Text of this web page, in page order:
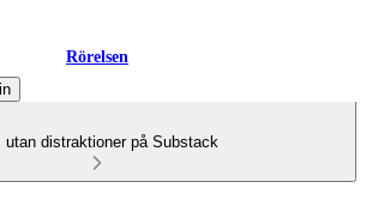
Rörelsen
utan distraktioner på Substack